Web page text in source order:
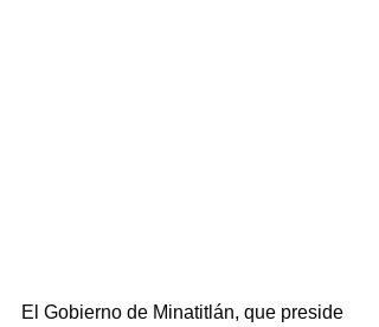
El Gobierno de Minatitlán, que preside